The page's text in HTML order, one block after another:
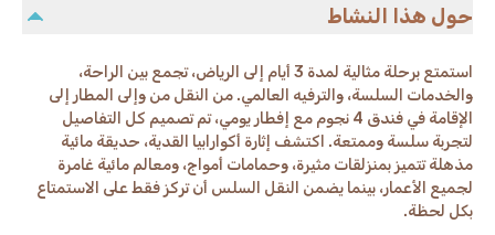
حول هذا النشاط
استمتع برحلة مثالية لمدة 3 أيام إلى الرياض، تجمع بين الراحة،
والخدمات السلسة، والترفيه العالمي. من النقل من وإلى المطار إلى
الإقامة في فندق 4 نجوم مع إفطار يومي، تم تصميم كل التفاصيل
لتجربة سلسة وممتعة. اكتشف إثارة أكوارابيا القدية، حديقة مائية
مذهلة تتميز بمنزلقات مثيرة، وحمامات أمواج، ومعالم مائية غامرة
لجميع الأعمار، بينما يضمن النقل السلس أن تركز فقط على الاستمتاع
بكل لحظة.